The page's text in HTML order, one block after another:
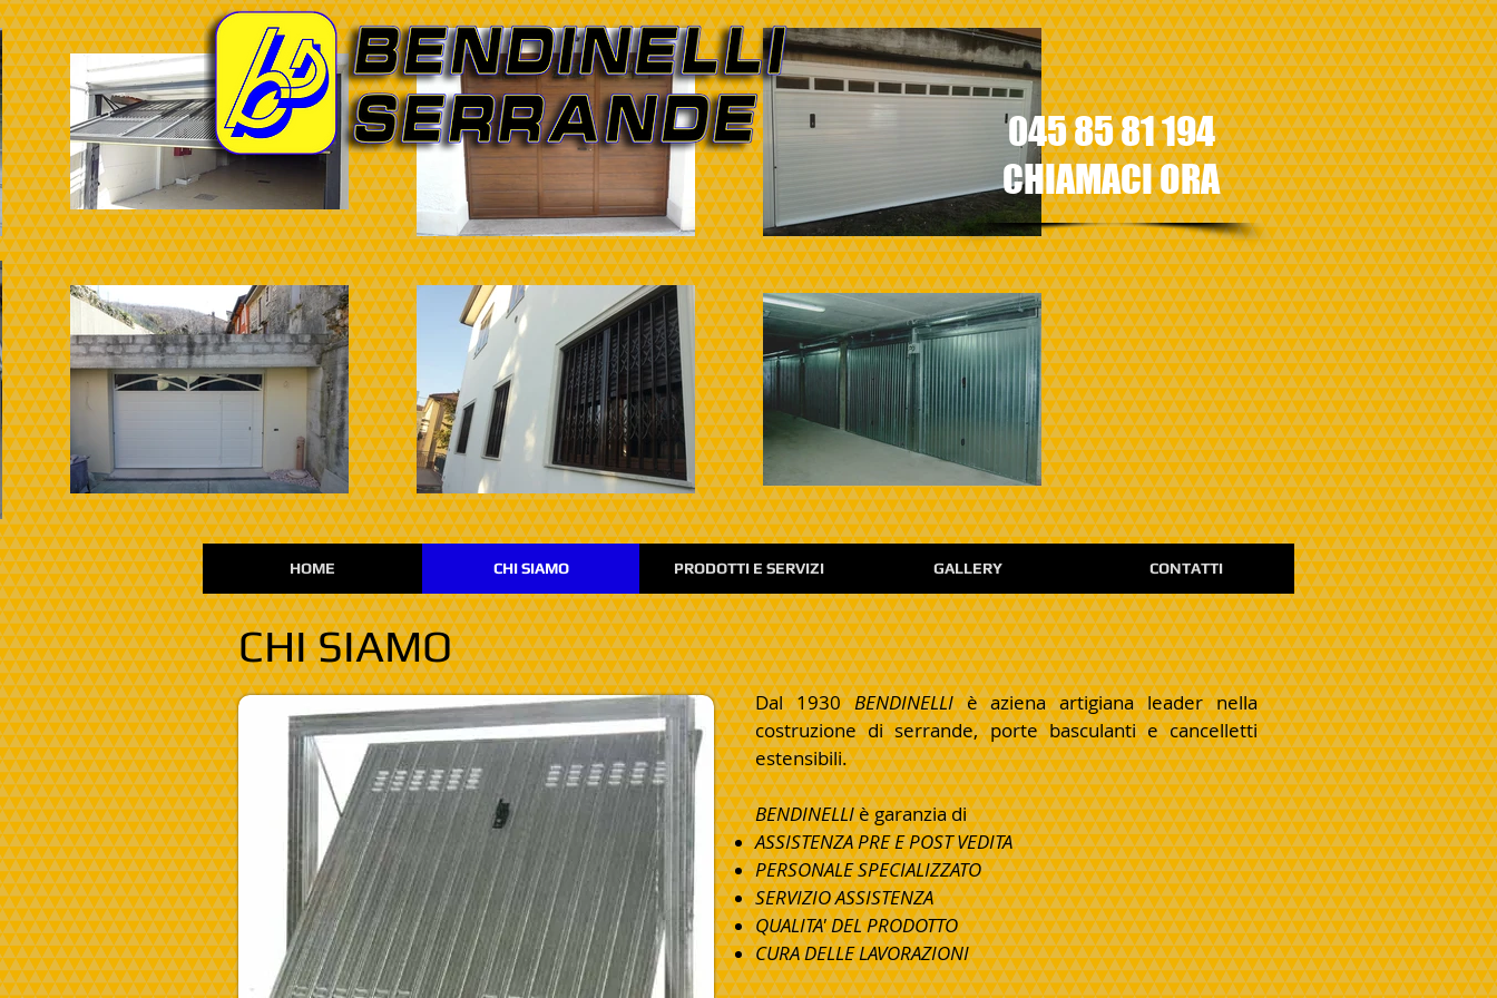
CHI SIAMO
Dal 1930BENDINELLIè aziena artigiana leader nella
costruzione di serrande, porte basculanti e cancelletti
estensibili.
BENDINELLIè garanzia di
ASSISTENZA PRE E POST VEDITA
PERSONALE SPECIALIZZATO
SERVIZIO ASSISTENZA
QUALITA' DEL PRODOTTO
CURA DELLE LAVORAZIONI
045 85 81 194
CHIAMACI ORA
HOME CHI SIAMO PRODOTTI E SERVIZI GALLERY CONTATTI